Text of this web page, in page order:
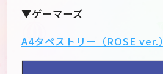
▼ゲーマーズ
A4タペストリー（ROSE ver.）